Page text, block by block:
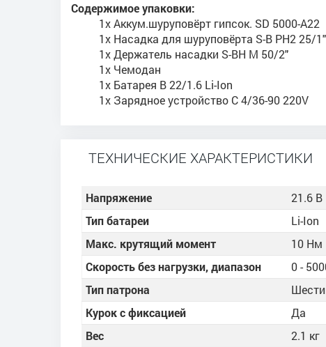
Содержимое упаковки:
1x Аккум.шуруповёрт гипсок. SD 5000-A22
1x Насадка для шуруповёрта S-B PH2 25/
1x Держатель насадки S-BH M 50/2"
1x Чемодан
1x Батарея B 22/1.6 Li-Ion
1x Зарядное устройство C 4/36-90 220V
ТЕХНИЧЕСКИЕ ХАРАКТЕРИСТИКИ
Напряжение
21.6 В
Тип батареи
Li-Ion
Макс. крутящий момент
10 Нм
Скорость без нагрузки, диапазон
0 -
Тип патрона
Курок с фиксацией
Да
Вес
2.1 кг